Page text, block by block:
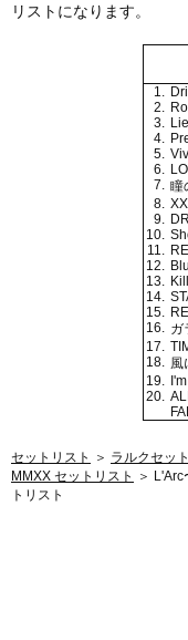
リストになります。
1.
2.
3.
4.
5.
6.
7. 瞳
8.
9.
10.
11.
12.
13.
14.
15.
16. ガ
17.
18. 風
19.
20.
セットリスト ＞ ラルクセッ
MMXX セットリスト
＞
トリスト